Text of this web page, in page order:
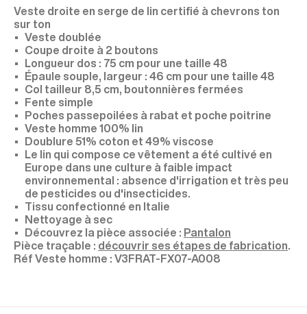
Veste droite en serge de lin certifié à chevrons ton
sur ton
Veste doublée
Coupe droite à 2 boutons
Longueur dos : 75 cm pour une taille 48
Épaule souple, largeur : 46 cm pour une taille 48
Col tailleur 8,5 cm, boutonnières fermées
Fente simple
Poches passepoilées à rabat et poche poitrine
Veste homme 100% lin
Doublure 51% coton et 49% viscose
Le lin qui compose ce vêtement a été cultivé en
Europe dans une culture à faible impact
environnemental : absence d'irrigation et très peu
de pesticides ou d'insecticides.
Tissu confectionné en Italie
Nettoyage à sec
Découvrez la pièce associée : Pantalon
Pièce traçable : découvrir ses étapes de fabrication
V3FRAT-FX07-A008